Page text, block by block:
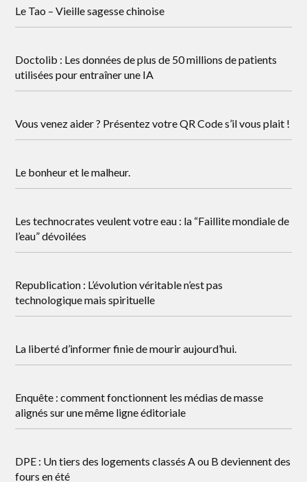
Le Tao – Vieille sagesse chinoise
Doctolib : Les données de plus de 50 millions de patients
utilisées pour entraîner une IA
Vous venez aider ? Présentez votre QR Code s’il vous plait !
Le bonheur et le malheur.
Les technocrates veulent votre eau : la “Faillite mondiale de
l’eau” dévoilées
Republication : L’évolution véritable n’est pas
technologique mais spirituelle
La liberté d’informer finie de mourir aujourd’hui.
Enquête : comment fonctionnent les médias de masse
alignés sur une même ligne éditoriale
DPE : Un tiers des logements classés A ou B deviennent des
fours en été